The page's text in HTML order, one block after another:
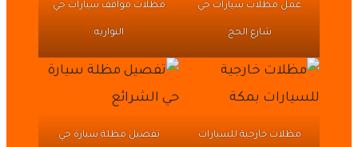
عمل مظلات سيارات حي
شارع الحج
مظلات مواقف سيارات حي
النواريه
مظلات خارجية للسيارات تفصيل مظلة سيارة حي